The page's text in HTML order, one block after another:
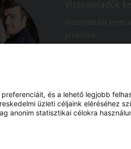
és a lehető legjobb
üzleti céljaink eléréséhez
statisztikai célokra